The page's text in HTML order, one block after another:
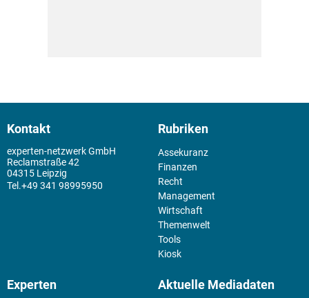
Kontakt
experten-netzwerk GmbH
Reclamstraße 42
04315 Leipzig
+49 341 98995950
Rubriken
Assekuranz
Finanzen
Recht
Management
Wirtschaft
Themenwelt
Tools
Kiosk
Experten Aktuelle Mediadaten